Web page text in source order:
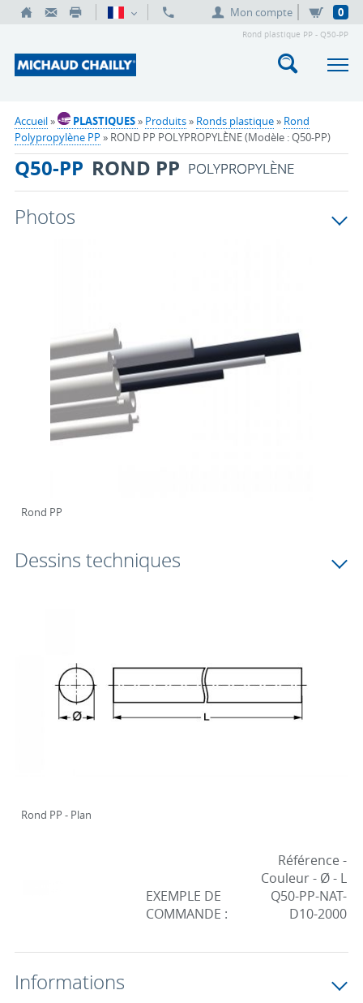
Mon compte 0
Rond plastique PP - Q50-PP
Accueil» PLASTIQUES» Produits» Ronds plastique» Rond
Polypropylène PP » ROND PP POLYPROPYLÈNE (Modèle : Q50-PP)
Q50-PP ROND PP POLYPROPYLÈNE
Photos
Rond PP
Dessins techniques
Rond PP - Plan
EXEMPLE DE
COMMANDE :
Référence -
Couleur - Ø - L
Q50-PP-NAT-
D10-2000
Informations